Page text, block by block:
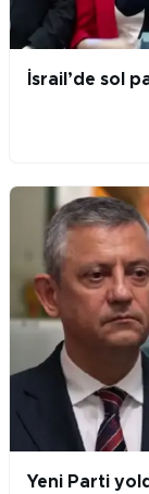
İsrail’de sol
Yeni Parti